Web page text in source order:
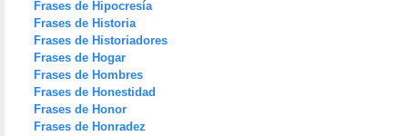
Frases de Hipocresía
Frases de Historia
Frases de Historiadores
Frases de Hogar
Frases de Hombres
Frases de Honestidad
Frases de Honor
Frases de Honradez